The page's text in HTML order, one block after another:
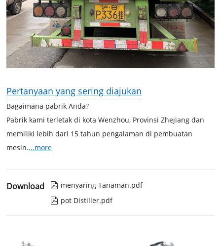
Pertanyaan yang sering diajukan
Bagaimana pabrik Anda?
Pabrik kami terletak di kota Wenzhou, Provinsi Zhejiang dan
memiliki lebih dari 15 tahun pengalaman di pembuatan
mesin....more
Download  menyaring Tanaman.pdf
 pot Distiller.pdf